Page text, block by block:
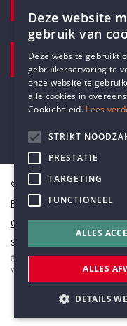
Pottenbrug 4
Antwerpen,
© Humanistisch Verbond
Privacy
Cookiestatement
Sitemap
#codedwithlove byCodelines
webapplicaties
mobiele apps&
Deze website
gebruik van
Deze website gebruikt
gebruikerservaring te
onze website te
alle cookies in
Cookiebeleid. Lees
STRIKT
PRESTATIE
TARGETING
FUNCTIONEEL
ALLES
ALLES
DETAILS